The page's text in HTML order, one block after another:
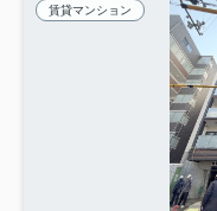
賃貸マンション